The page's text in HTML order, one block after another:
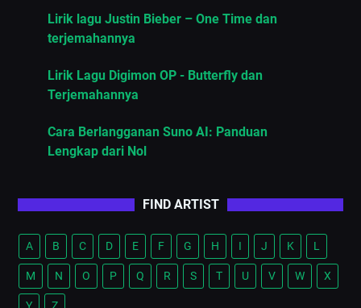
Lirik lagu Justin Bieber – One Time dan
terjemahannya
Lirik Lagu Digimon OP - Butterfly dan
Terjemahannya
Cara Berlangganan Suno AI: Panduan
Lengkap dari Nol
FIND ARTIST
A B C D E F G H I J K L
M N O P Q R S T U V W X